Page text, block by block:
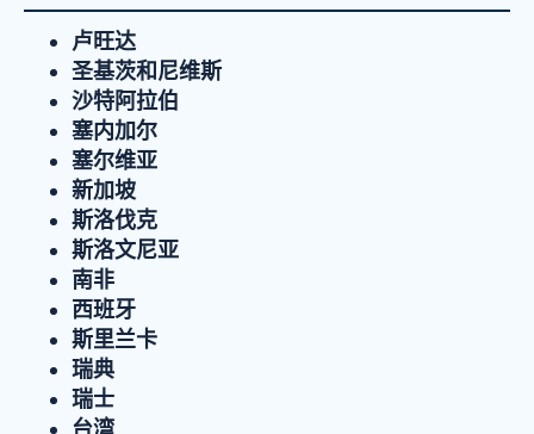
卢旺达
圣基茨和尼维斯
沙特阿拉伯
塞内加尔
塞尔维亚
新加坡
斯洛伐克
斯洛文尼亚
南非
西班牙
斯里兰卡
瑞典
瑞士
台湾